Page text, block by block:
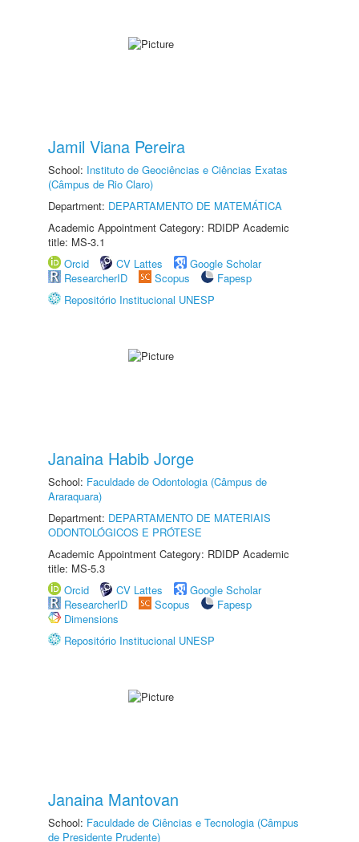
Jamil Viana Pereira
School: Instituto de Geociências e Ciências Exatas
(Câmpus de Rio Claro)
Department: DEPARTAMENTO DE MATEMÁTICA
Academic Appointment Category: RDIDP Academic
title: MS-3.1
Orcid
CV Lattes
Google Scholar
ResearcherID
Scopus
Fapesp
Repositório Institucional UNESP
Janaina Habib Jorge
School: Faculdade de Odontologia (Câmpus de
Araraquara)
Department: DEPARTAMENTO DE MATERIAIS
ODONTOLÓGICOS E PRÓTESE
Academic Appointment Category: RDIDP Academic
title: MS-5.3
Orcid
CV Lattes
Google Scholar
ResearcherID
Scopus
Fapesp
Dimensions
Repositório Institucional UNESP
Janaina Mantovan
School: Faculdade de Ciências e Tecnologia (Câmpus
de Presidente Prudente)